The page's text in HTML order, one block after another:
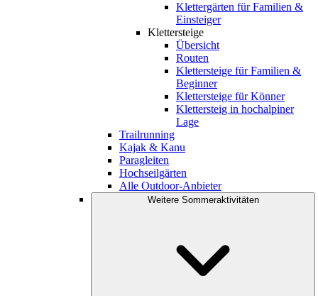
Klettergärten für Familien &
Einsteiger
Klettersteige
Übersicht
Routen
Klettersteige für Familien &
Beginner
Klettersteige für Könner
Klettersteig in hochalpiner
Lage
Trailrunning
Kajak & Kanu
Paragleiten
Hochseilgärten
Alle Outdoor-Anbieter
Weitere Sommeraktivitäten